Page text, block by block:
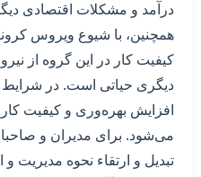
درآمد و مشکلات اقتصادی
همچنین، با شیوع ویروس
کیفیت کار در این گروه از
دیگری حیاتی است. در شرایط
افزایش بهره‌وری و کیفیت
می‌شود. برای مدیران و
تبدیل و ارتقاء نحوه مدیریت